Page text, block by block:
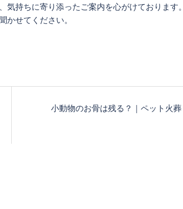
持ちに寄り添ったご案内を心がけております。
かせてください。
小動物のお骨は残る？｜ペット火葬